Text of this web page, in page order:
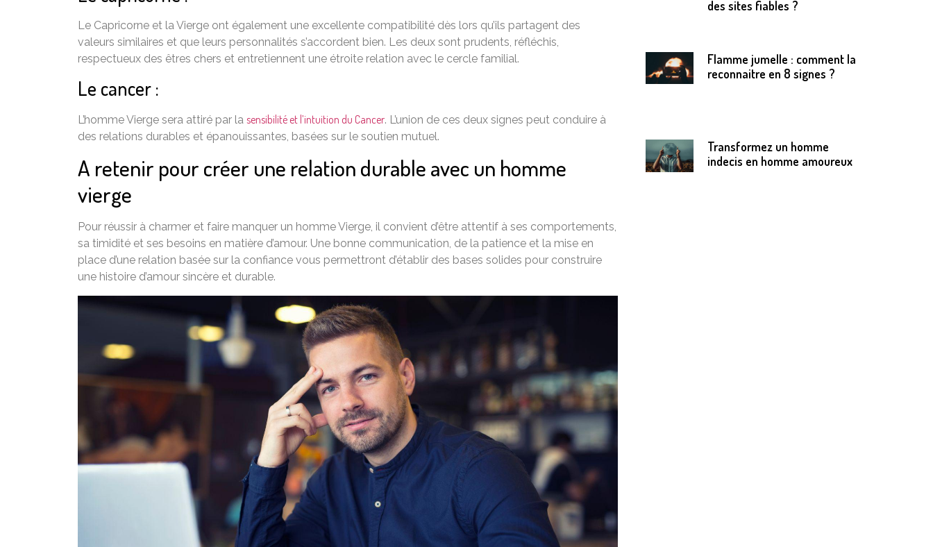
Le Capricorne et la Vierge ont également une excellente compatibilité dès lors qu’ils partagent des
valeurs similaires et que leurs personnalités s’accordent bien. Les deux sont prudents, réfléchis,
respectueux des êtres chers et entretiennent une étroite relation avec le cercle familial.
Le cancer :
L’homme Vierge sera attiré par la sensibilité et l’intuition du Cancer. L’union de ces deux signes peut conduire à
des relations durables et épanouissantes, basées sur le soutien mutuel.
A retenir pour créer une relation durable avec un homme
vierge
Pour réussir à charmer et faire manquer un homme Vierge, il convient d’être attentif à ses comportements,
sa timidité et ses besoins en matière d’amour. Une bonne communication, de la patience et la mise en
place d’une relation basée sur la confiance vous permettront d’établir des bases solides pour construire
une histoire d’amour sincère et durable.
des sites fiables ?
Flamme jumelle : comment la
reconnaitre en 8 signes ?
Transformez un homme
indecis en homme amoureux